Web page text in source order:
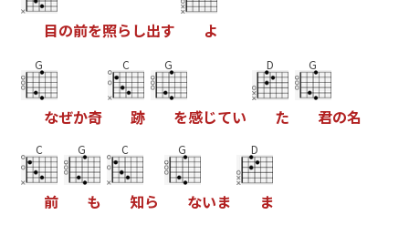
目の前を照ら し出す よ
G
なぜか奇
C
跡
G
を感じてい
D
た
G
君の名
C
前
G
も
C
知ら
G
ないま
D
ま